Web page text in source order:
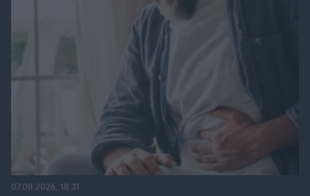
07.08.2026, 18:31